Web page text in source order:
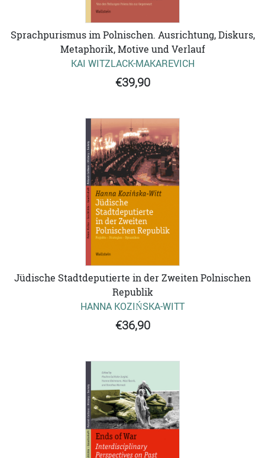
Sprachpurismus im Polnischen. Ausrichtung, Diskurs,
Metaphorik, Motive und Verlauf
KAI WITZLACK-MAKAREVICH
€39,90
Jüdische Stadtdeputierte in der Zweiten Polnischen
Republik
HANNA KOZIŃSKA-WITT
€36,90